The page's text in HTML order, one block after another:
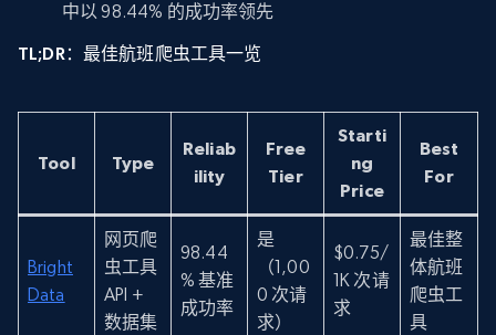
中以 98.44% 的成功率领先
TL;DR：最佳航班爬虫工具一览
Tool Type
Reliab
ility
Free
Tier
Starti
ng
Price
Best
For
Bright
Data
网页爬
虫工具
API +
数据集
98.44
% 基准
成功率
是
（1,00
0 次请
求）
$0.75/
1K 次请
求
最佳整
体航班
爬虫工
具